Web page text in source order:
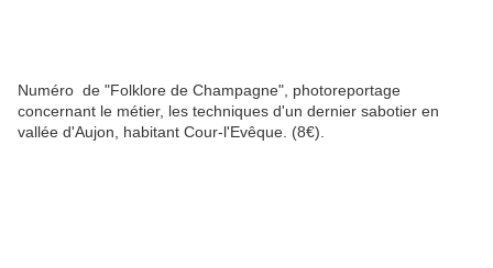
Numéro de "Folklore de Champagne", photoreportage
concernant le métier, les techniques d'un dernier sabotier en
vallée d'Aujon, habitant Cour-l'Evêque. (8€).